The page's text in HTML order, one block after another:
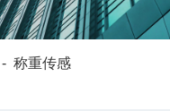
-称重传感